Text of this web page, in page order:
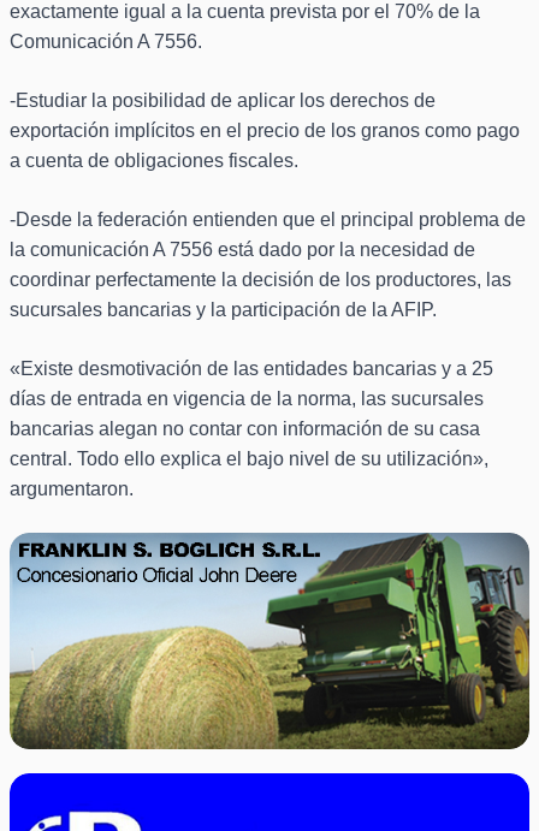
exactamente igual a la cuenta prevista por el 70% de la
Comunicación A 7556.
-Estudiar la posibilidad de aplicar los derechos de
exportación implícitos en el precio de los granos como pago
a cuenta de obligaciones fiscales.
-Desde la federación entienden que el principal problema de
la comunicación A 7556 está dado por la necesidad de
coordinar perfectamente la decisión de los productores, las
sucursales bancarias y la participación de la AFIP.
«Existe desmotivación de las entidades bancarias y a 25
días de entrada en vigencia de la norma, las sucursales
bancarias alegan no contar con información de su casa
central. Todo ello explica el bajo nivel de su utilización»,
argumentaron.